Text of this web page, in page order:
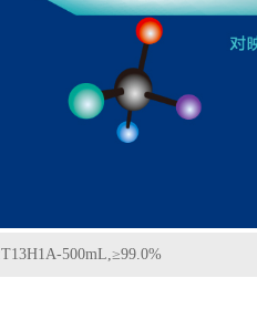
500mL,≥99.0%